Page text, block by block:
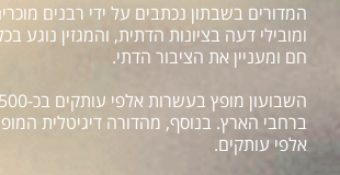
המדורים בשבתון נכתבים על ידי רבנים
ומובילי דעה בציונות הדתית, והמגזין נוגע
חם ומעניין את הציבור הדתי.
ברחבי הארץ. בנוסף, מהדורה דיגיטלית
אלפי עותקים.